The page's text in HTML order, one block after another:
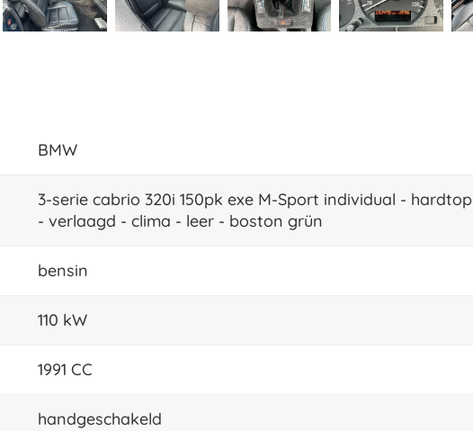
BMW
3-serie cabrio 320i 150pk exe M-Sport individual -
- verlaagd - clima - leer - boston grün
bensin
110 kW
1991 CC
handgeschakeld